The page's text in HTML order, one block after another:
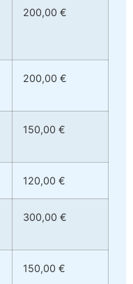
200,00 €
200,00 €
150,00 €
120,00 €
300,00 €
150,00 €